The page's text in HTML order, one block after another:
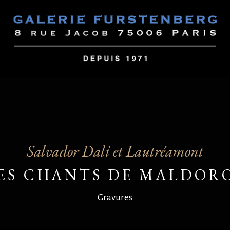
Salvador Dali et Lautréamont
CHANTS DE
Gravures